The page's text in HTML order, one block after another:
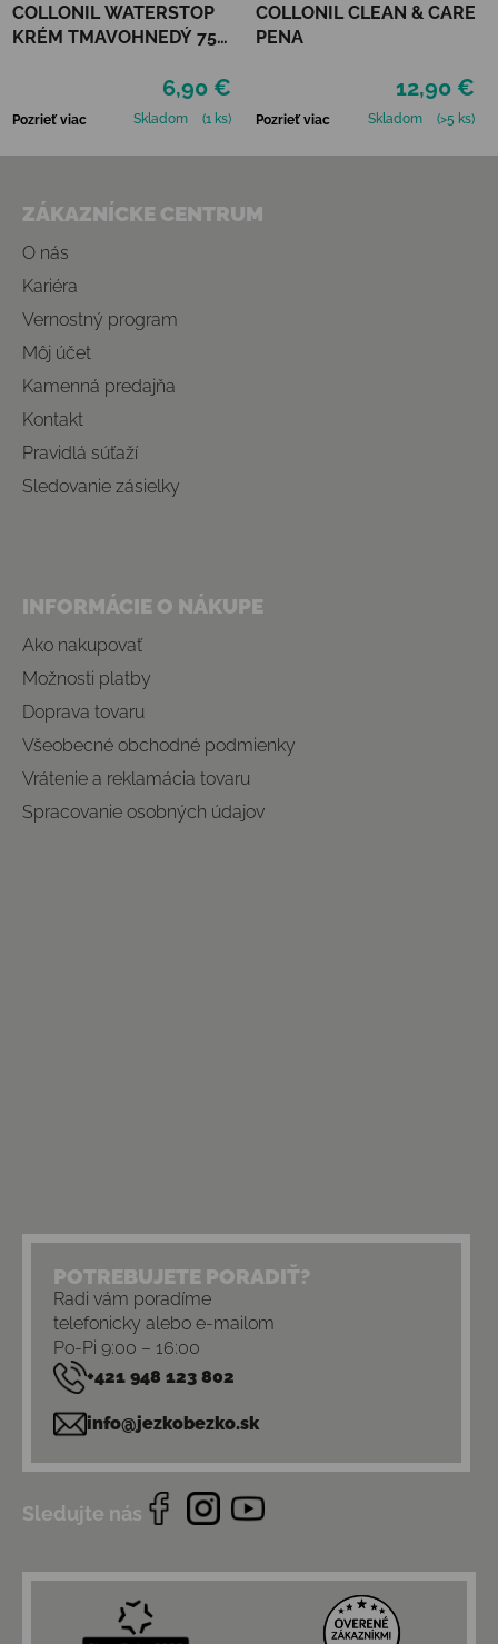
COLLONIL WATERSTOP
KRÉM TMAVOHNEDÝ 75
6,90 €
Pozrieť viac Skladom (1 ks)
COLLONIL CLEAN & CARE
PENA
12,90 €
Pozrieť viac Skladom (>5 ks)
ZÁKAZNÍCKE CENTRUM
O nás
Kariéra
Vernostný program
Môj účet
Kamenná predajňa
Kontakt
Pravidlá súťaží
Sledovanie zásielky
INFORMÁCIE O NÁKUPE
Ako nakupovať
Možnosti platby
Doprava tovaru
Všeobecné obchodné podmienky
Vrátenie a reklamácia tovaru
Spracovanie osobných údajov
POTREBUJETE PORADIŤ?
Radi vám poradíme
telefonicky alebo e-mailom
Po-Pi 9:00 – 16:00
+421 948 123 802
info@jezkobezko.sk
Sledujte nás